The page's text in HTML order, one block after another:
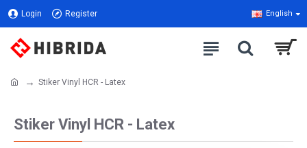
Login Register English
Stiker Vinyl HCR - Latex
Stiker Vinyl HCR - Latex